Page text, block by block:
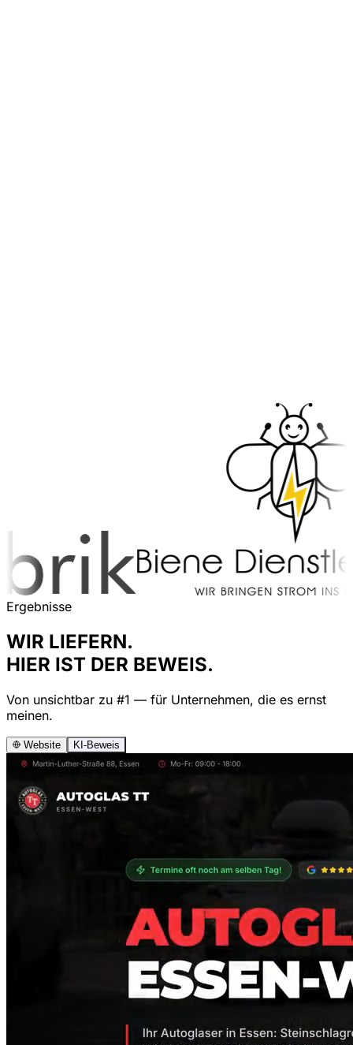
Ergebnisse
WIR LIEFERN.
HIER IST DER BEWEIS.
Von unsichtbar zu #1 — für Unternehmen, die es ernst
meinen.
Website KI-Beweis